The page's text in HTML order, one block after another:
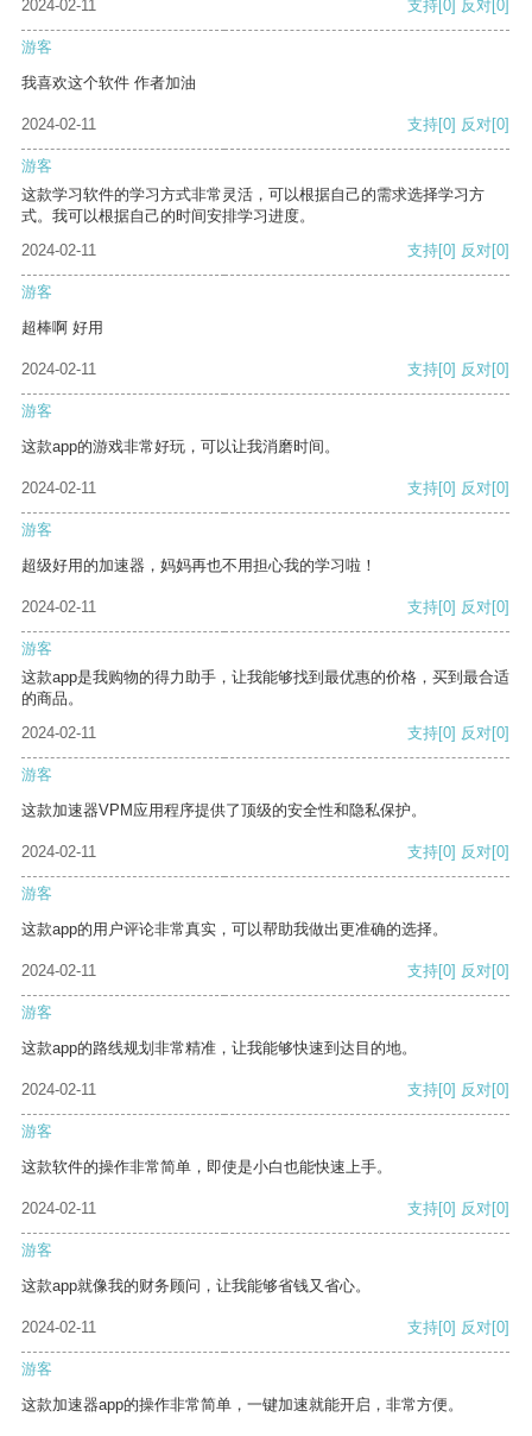
2024-02-11 支持 [0] 反对 [0]
游客
我喜欢这个软件 作者加油
2024-02-11 支持[0] 反对[0]
游客
这款学习软件的学习方式非常灵活，可以根据自己的需求选择学习方
式。我可以根据自己的时间安排学习进度。
2024-02-11
支持[0] 反对[0]
游客
超棒啊 好用
2024-02-11 支持[0] 反对[0]
游客
这款app的游戏非常好玩，可以让我消磨时间。
2024-02-11 支持[0] 反对[0]
游客
超级好用的加速器，妈妈再也不用担心我的学习啦！
2024-02-11 支持[0] 反对[0]
游客
这款app是我购物的得力助手，让我能够找到最优惠的价格，买到最合适
的商品。
2024-02-11
支持[0] 反对[0]
游客
这款加速器VPM应用程序提供了顶级的安全性和隐私保护。
2024-02-11 支持[0] 反对[0]
游客
这款app的用户评论非常真实，可以帮助我做出更准确的选择。
2024-02-11 支持[0] 反对[0]
游客
这款app的路线规划非常精准，让我能够快速到达目的地。
2024-02-11 支持[0] 反对[0]
游客
这款软件的操作非常简单，即使是小白也能快速上手。
2024-02-11 支持[0] 反对[0]
游客
这款app就像我的财务顾问，让我能够省钱又省心。
2024-02-11 支持[0] 反对[0]
游客
这款加速器app的操作非常简单，一键加速就能开启，非常方便。